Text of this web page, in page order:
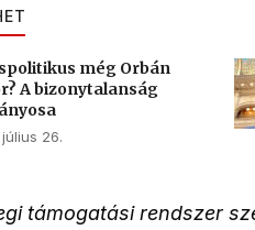
még Orbán
A bizonytalanság
26.
támogatási rendszer